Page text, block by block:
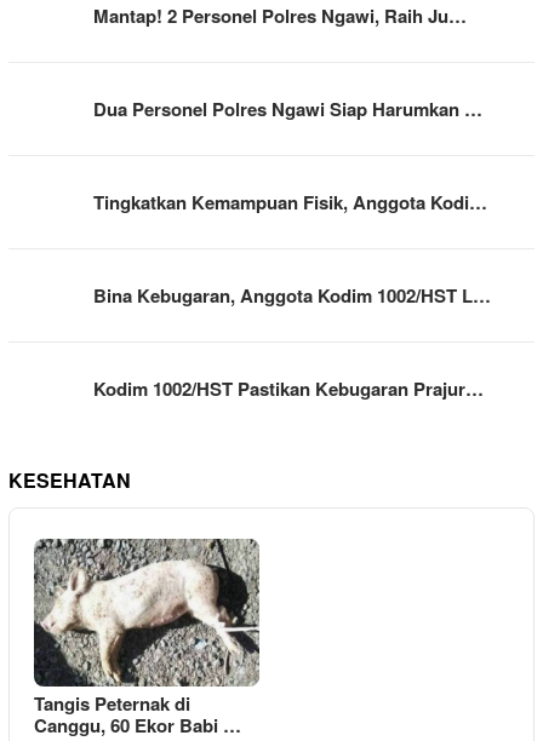
Mantap! 2 Personel Polres Ngawi, Raih Ju…
Dua Personel Polres Ngawi Siap Harumkan …
Tingkatkan Kemampuan Fisik, Anggota Kodi…
Bina Kebugaran, Anggota Kodim 1002/HST L…
Kodim 1002/HST Pastikan Kebugaran Prajur…
KESEHATAN
Tangis Peternak di
Canggu, 60 Ekor Babi …